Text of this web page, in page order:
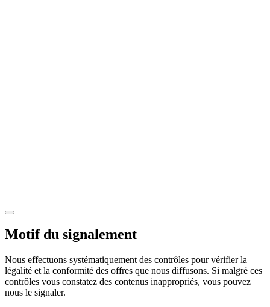
Motif du signalement
Nous effectuons systématiquement des contrôles pour vérifier la
légalité et la conformité des offres que nous diffusons. Si malgré ces
contrôles vous constatez des contenus inappropriés, vous pouvez
nous le signaler.